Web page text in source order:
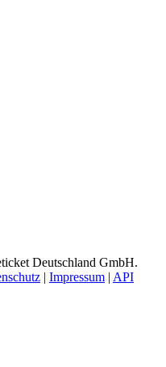
Deutschland GmbH.
| Impressum | API